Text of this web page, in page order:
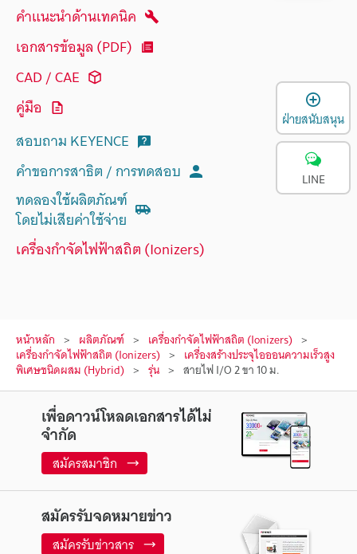
คำแนะนำด้านเทคนิค
เอกสารข้อมูล (PDF)
CAD / CAE
คู่มือ
สอบถาม KEYENCE
คำขอการสาธิต / การทดสอบ
ทดลองใช้ผลิตภัณฑ์
โดยไม่เสียค่าใช้จ่าย
เครื่องกำจัดไฟฟ้าสถิต (Ionizers)
หน้าหลัก ผลิตภัณฑ์ เครื่องกำจัดไฟฟ้าสถิต (Ionizers)
เครื่องกำจัดไฟฟ้าสถิต (Ionizers) เครื่องสร้างประจุไอออนความเร็วสูง
พิเศษชนิดผสม (Hybrid) รุ่น สายไฟ I/O 2 ขา 10 ม.
เพื่อดาวน์โหลดเอกสารได้ไม่
จำกัด
สมัครสมาชิก
สมัครรับจดหมายข่าว
สมัครรับข่าวสาร
ฝ่ายสนับสนุน
LINE